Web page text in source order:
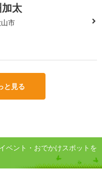
太
市
と見る
ベント・おでかけスポットを